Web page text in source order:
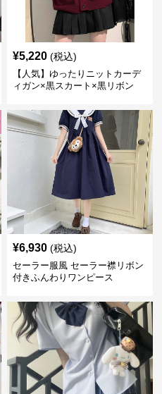
¥5,220 (税込)
【人気】ゆったりニットカーデ
ィガン×黒スカート×黒リボン
¥6,930 (税込)
セーラー服風 セーラー襟リボン
付きふんわりワンピース